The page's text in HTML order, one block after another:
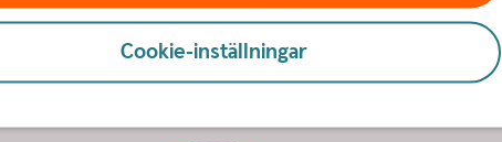
Cookie-inställningar